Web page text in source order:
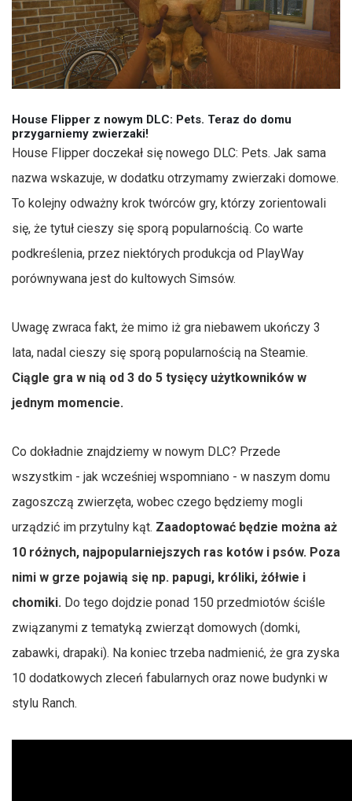
House Flipper z nowym DLC: Pets. Teraz do domu
przygarniemy zwierzaki!
House Flipper doczekał się nowego DLC: Pets. Jak sama
nazwa wskazuje, w dodatku otrzymamy zwierzaki domowe.
To kolejny odważny krok twórców gry, którzy zorientowali
się, że tytuł cieszy się sporą popularnością. Co warte
podkreślenia, przez niektórych produkcja od PlayWay
porównywana jest do kultowych Simsów.
Uwagę zwraca fakt, że mimo iż gra niebawem ukończy 3
lata, nadal cieszy się sporą popularnością na Steamie.
Ciągle gra w nią od 3 do 5 tysięcy użytkowników w
jednym momencie.
Co dokładnie znajdziemy w nowym DLC? Przede
wszystkim - jak wcześniej wspomniano - w naszym domu
zagoszczą zwierzęta, wobec czego będziemy mogli
urządzić im przytulny kąt. Zaadoptować będzie można aż
10 różnych, najpopularniejszych ras kotów i psów. Poza
nimi w grze pojawią się np. papugi, króliki, żółwie i
chomiki. Do tego dojdzie ponad 150 przedmiotów ściśle
związanymi z tematyką zwierząt domowych (domki,
zabawki, drapaki). Na koniec trzeba nadmienić, że gra zyska
10 dodatkowych zleceń fabularnych oraz nowe budynki w
stylu Ranch.